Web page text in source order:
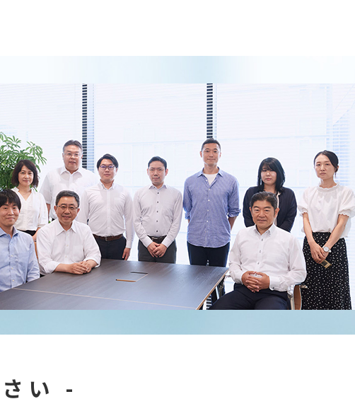
い -